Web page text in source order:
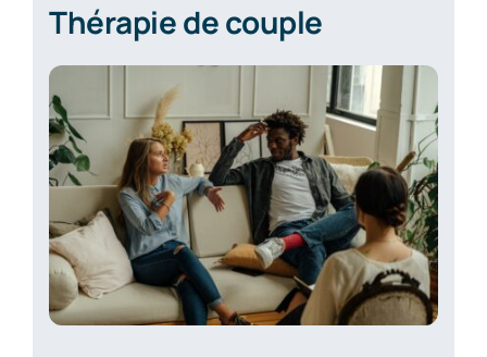
Thérapie de couple